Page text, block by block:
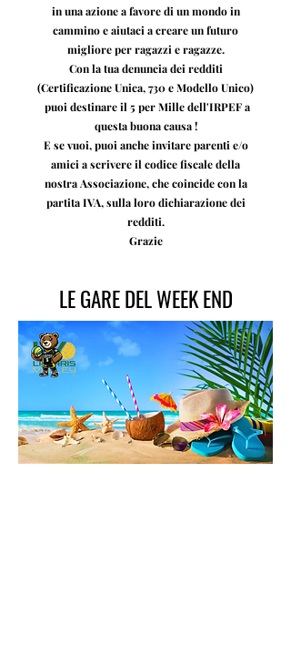
in una azione a favore di un mondo in
cammino e aiutaci a creare un futuro
migliore per ragazzi e ragazze.
Con la tua denuncia dei redditi
(Certificazione Unica, 730 e Modello Unico)
puoi destinare il 5 per Mille dell'IRPEF a
questa buona causa !
E se vuoi, puoi anche invitare parenti e/o
amici a scrivere il codice fiscale della
nostra Associazione, che coincide con la
partita IVA, sulla loro dichiarazione dei
redditi.
Grazie
LE GARE DEL WEEK END